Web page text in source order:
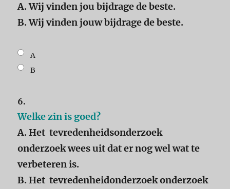
A. Wij vinden jou bijdrage de beste.
B. Wij vinden jouw bijdrage de beste.
A
B
6.
Welke zin is goed?
A. Het tevredenheidsonderzoek
onderzoek wees uit dat er nog wel wat te
verbeteren is.
B. Het tevredenheidonderzoek onderzoek